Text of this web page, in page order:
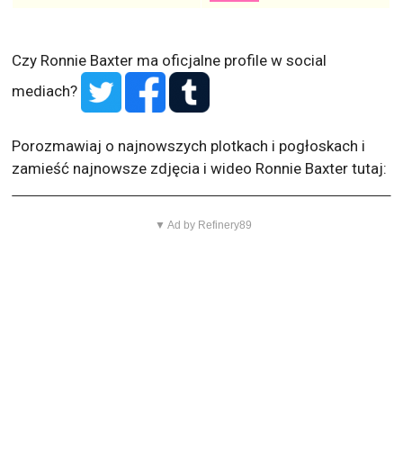
Czy Ronnie Baxter ma oficjalne profile w social
mediach?
Porozmawiaj o najnowszych plotkach i pogłoskach i
zamieść najnowsze zdjęcia i wideo Ronnie Baxter tutaj:
▼ Ad by Refinery89